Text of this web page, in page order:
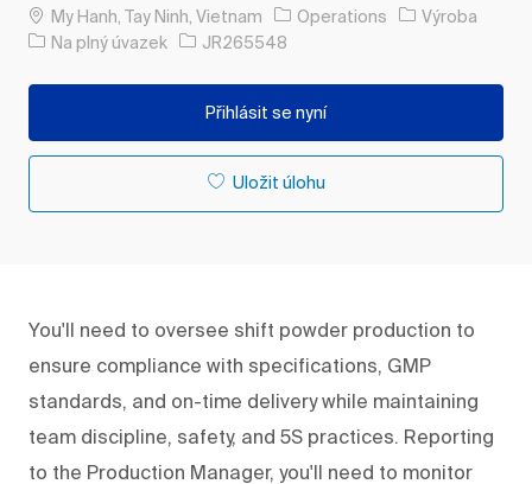
Umístění
My Hanh, Tay Ninh, Vietnam Operations Kategorie
Výroba
Typ úlohy
Na plný úvazek ID úlohy
JR265548
Přihlásit se nyní
Uložit úlohu
You'll need to oversee shift powder production to
ensure compliance with specifications, GMP
standards, and on-time delivery while maintaining
team discipline, safety, and 5S practices. Reporting
to the Production Manager, you'll need to monitor